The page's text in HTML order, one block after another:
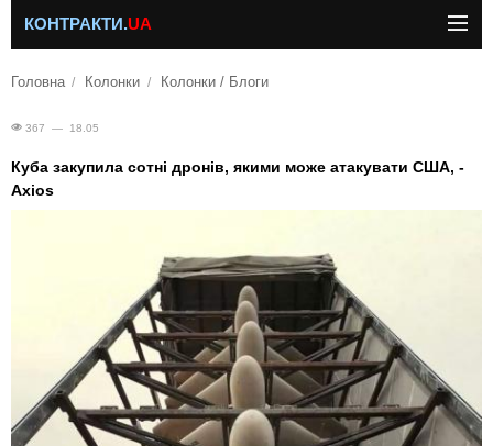
КОНТРАКТИ.UA
Головна Колонки Колонки / Блоги
367 — 18.05
Куба закупила сотні дронів, якими може атакувати США, -
Axios